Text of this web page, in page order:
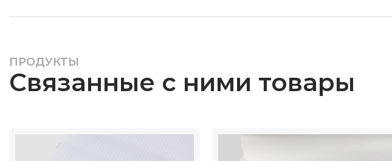
ПРОДУКТЫ
Связанные с ними товары